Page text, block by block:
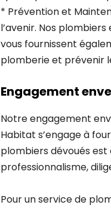
* Prévention et
l’avenir. Nos
vous fournissent
plomberie et prévenir
Engagement
Notre engagement
Habitat s’engage à
plombiers dévoués
professionnalisme,
Pour un service de